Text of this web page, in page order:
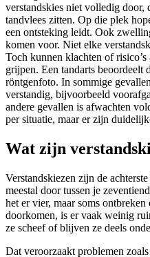
verstandskies niet volledig door,
tandvlees zitten. Op die plek
een ontsteking leidt. Ook
komen voor. Niet elke
Toch kunnen klachten of
grijpen. Een tandarts beoordeelt
röntgenfoto. In sommige
verstandig, bijvoorbeeld
andere gevallen is afwachten
per situatie, maar er zijn
Wat zijn
Verstandskiezen zijn de
meestal door tussen je
het er vier, maar soms
doorkomen, is er vaak weinig
ze scheef of blijven ze deels
Dat veroorzaakt problemen